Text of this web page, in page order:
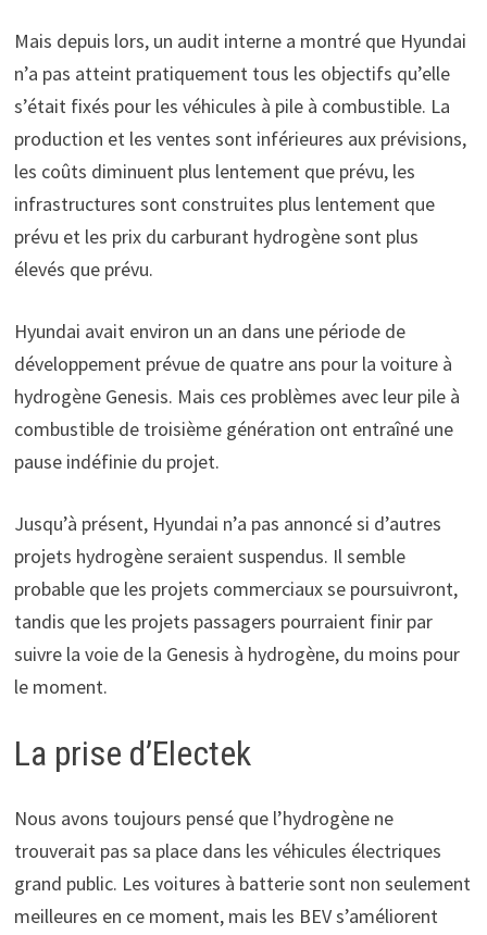
Mais depuis lors, un audit interne a montré que Hyundai
n’a pas atteint pratiquement tous les objectifs qu’elle
s’était fixés pour les véhicules à pile à combustible. La
production et les ventes sont inférieures aux prévisions,
les coûts diminuent plus lentement que prévu, les
infrastructures sont construites plus lentement que
prévu et les prix du carburant hydrogène sont plus
élevés que prévu.
Hyundai avait environ un an dans une période de
développement prévue de quatre ans pour la voiture à
hydrogène Genesis. Mais ces problèmes avec leur pile à
combustible de troisième génération ont entraîné une
pause indéfinie du projet.
Jusqu’à présent, Hyundai n’a pas annoncé si d’autres
projets hydrogène seraient suspendus. Il semble
probable que les projets commerciaux se poursuivront,
tandis que les projets passagers pourraient finir par
suivre la voie de la Genesis à hydrogène, du moins pour
le moment.
La prise d’Electek
Nous avons toujours pensé que l’hydrogène ne
trouverait pas sa place dans les véhicules électriques
grand public. Les voitures à batterie sont non seulement
meilleures en ce moment, mais les BEV s’améliorent